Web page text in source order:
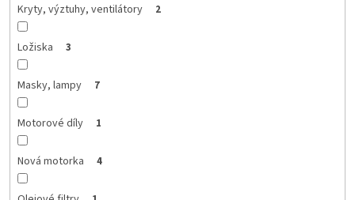
Kryty, výztuhy, ventilátory 2
Ložiska 3
Masky, lampy 7
Motorové díly 1
Nová motorka 4